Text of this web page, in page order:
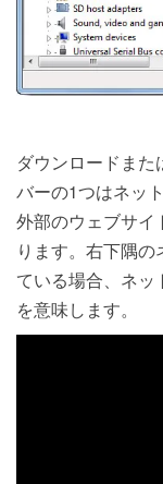
ダウンロードま
バーの1つはネッ
外部のウェブサイ
ります。右下隅
ている場合、ネッ
を意味します。